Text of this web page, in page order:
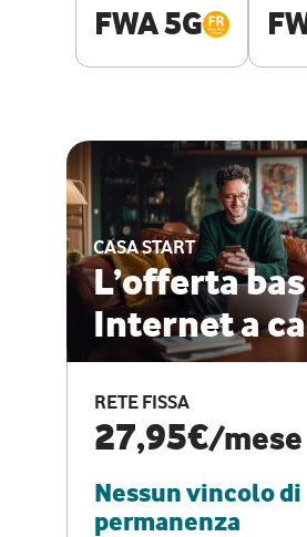
FWA 5G
CASA START
L’offerta
Internet a
RETE FISSA
27,95€/mese
Nessun vincolo di
permanenza
ESCLUSIVA ONLINE
CASA PRO
Internet
vantaggi
RETE FISSA +
29,95€